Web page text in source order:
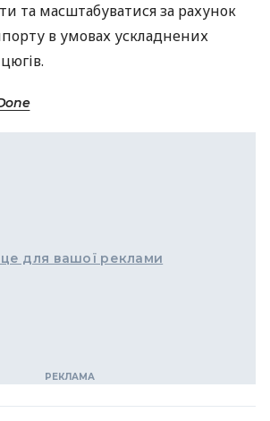
та масштабуватися за рахунок
в умовах ускладнених
для вашої реклами